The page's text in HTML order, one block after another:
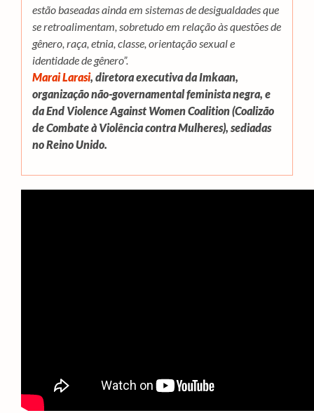
estão baseadas ainda em sistemas de desigualdades que
se retroalimentam, sobretudo em relação às questões de
gênero, raça, etnia, classe, orientação sexual e
identidade de gênero”.
Marai Larasi, diretora executiva da Imkaan,
organização não-governamental feminista negra, e
da End Violence Against Women Coalition (Coalizão
de Combate à Violência contra Mulheres), sediadas
no Reino Unido.